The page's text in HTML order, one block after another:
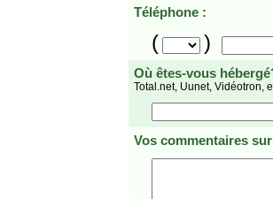
Téléphone :
( )
Où êtes-vous
Total.net, Uunet, Vidéotron,
Vos commentaires